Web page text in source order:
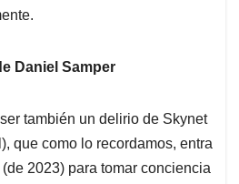
Daniel Samper
también un delirio de Skynet
que como lo recordamos, entra
2023) para tomar conciencia